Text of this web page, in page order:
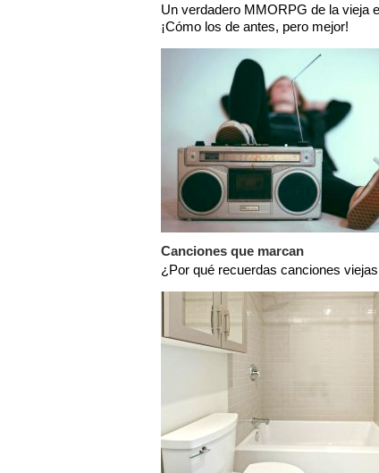
Un verdadero MMORPG de la vieja
¡Cómo los de antes, pero mejor!
Canciones que marcan
¿Por qué recuerdas canciones